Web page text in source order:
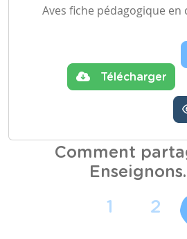
Aves fiche pédagogique
Télécharger
Comment
1 2